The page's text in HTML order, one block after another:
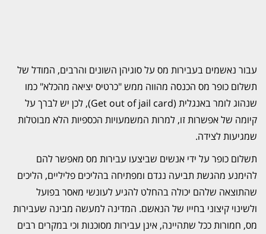
עבור נאשמים בעבירות מס על סוגיהן השונים והרבים, המודל של
תשלום כופר מס הכנסה מהווה ממש "כרטיס יציאה מהכלא" כמו
שנהוג לומר באנגלית (Get out of jail card), לכן יש לברך על
קיומה של אפשרות זו, למרות המשמעויות הכספיות הלא מבוטלות
שמגיעות לצידה.
תשלום כופר על ידי אנשים שביצעו עבירות מס מאפשר להם
להימנע מהגשת תביעה נגדם ומפתיחה בהליכים פליליים, הליכים
שהתוצאה שלהם יכולה בהחלט להגיע לעונשי מאסר בפועל
ולשינוי קיצוני בחייו של הנאשם. המדינה למעשה מבינה שעבירות
מס, חמורות ככל שתהיינה, אינן עבירות מסוכנות וכי במקרים רבים